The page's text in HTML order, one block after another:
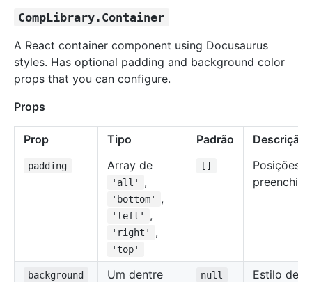
CompLibrary.Container
A React container component using Docusaurus
styles. Has optional padding and background color
props that you can configure.
Props
Prop Tipo Padrão Descrição
padding Array de
'all' ,
'bottom' ,
'left' ,
'right' ,
'top'
[]
Posições
background Um dentre null
Estilo de